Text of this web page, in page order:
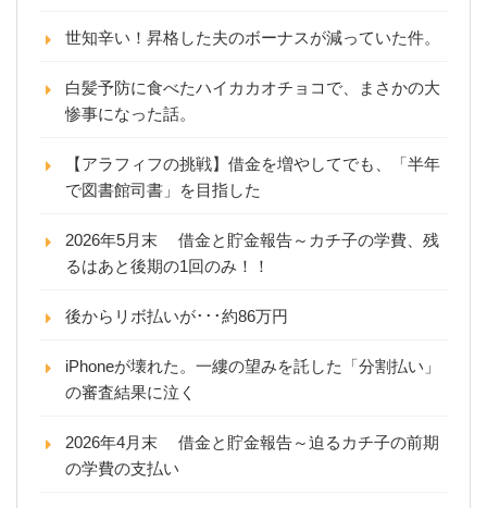
世知辛い！昇格した夫のボーナスが減っていた件。
白髪予防に食べたハイカカオチョコで、まさかの大
惨事になった話。
【アラフィフの挑戦】借金を増やしてでも、「半年
で図書館司書」を目指した
2026年5月末 借金と貯金報告～カチ子の学費、残
るはあと後期の1回のみ！！
後からリボ払いが･･･約86万円
iPhoneが壊れた。一縷の望みを託した「分割払い」
の審査結果に泣く
2026年4月末 借金と貯金報告～迫るカチ子の前期
の学費の支払い